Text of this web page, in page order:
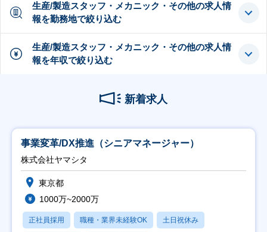
生産/製造スタッフ・メカニック・その他の求人情
報を勤務地で絞り込む
生産/製造スタッフ・メカニック・その他の求人情
報を年収で絞り込む
新着求人
事業変革/DX推進（シニアマネージャー）
株式会社ヤマシタ
東京都
1000万~2000万
正社員採用 職種・業界未経験OK 土日祝休み